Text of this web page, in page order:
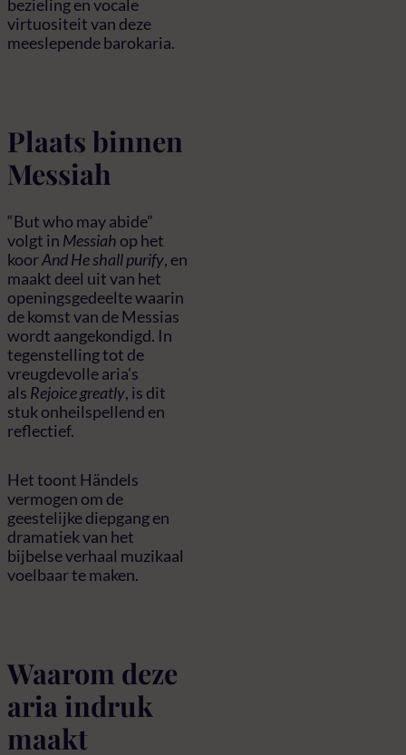
bezieling en vocale
virtuositeit van deze
meeslepende barokaria.
Plaats binnen
Messiah
“But who may abide”
volgt in Messiah op het
koorAnd He shall purify, en
maakt deel uit van het
openingsgedeelte waarin
de komst van de Messias
wordt aangekondigd. In
tegenstelling tot de
vreugdevolle aria’s
als Rejoice greatly, is dit
stuk onheilspellend en
reflectief.
Het toont Händels
vermogen om de
geestelijke diepgang en
dramatiek van het
bijbelse verhaal muzikaal
voelbaar te maken.
Waarom deze
aria indruk
maakt